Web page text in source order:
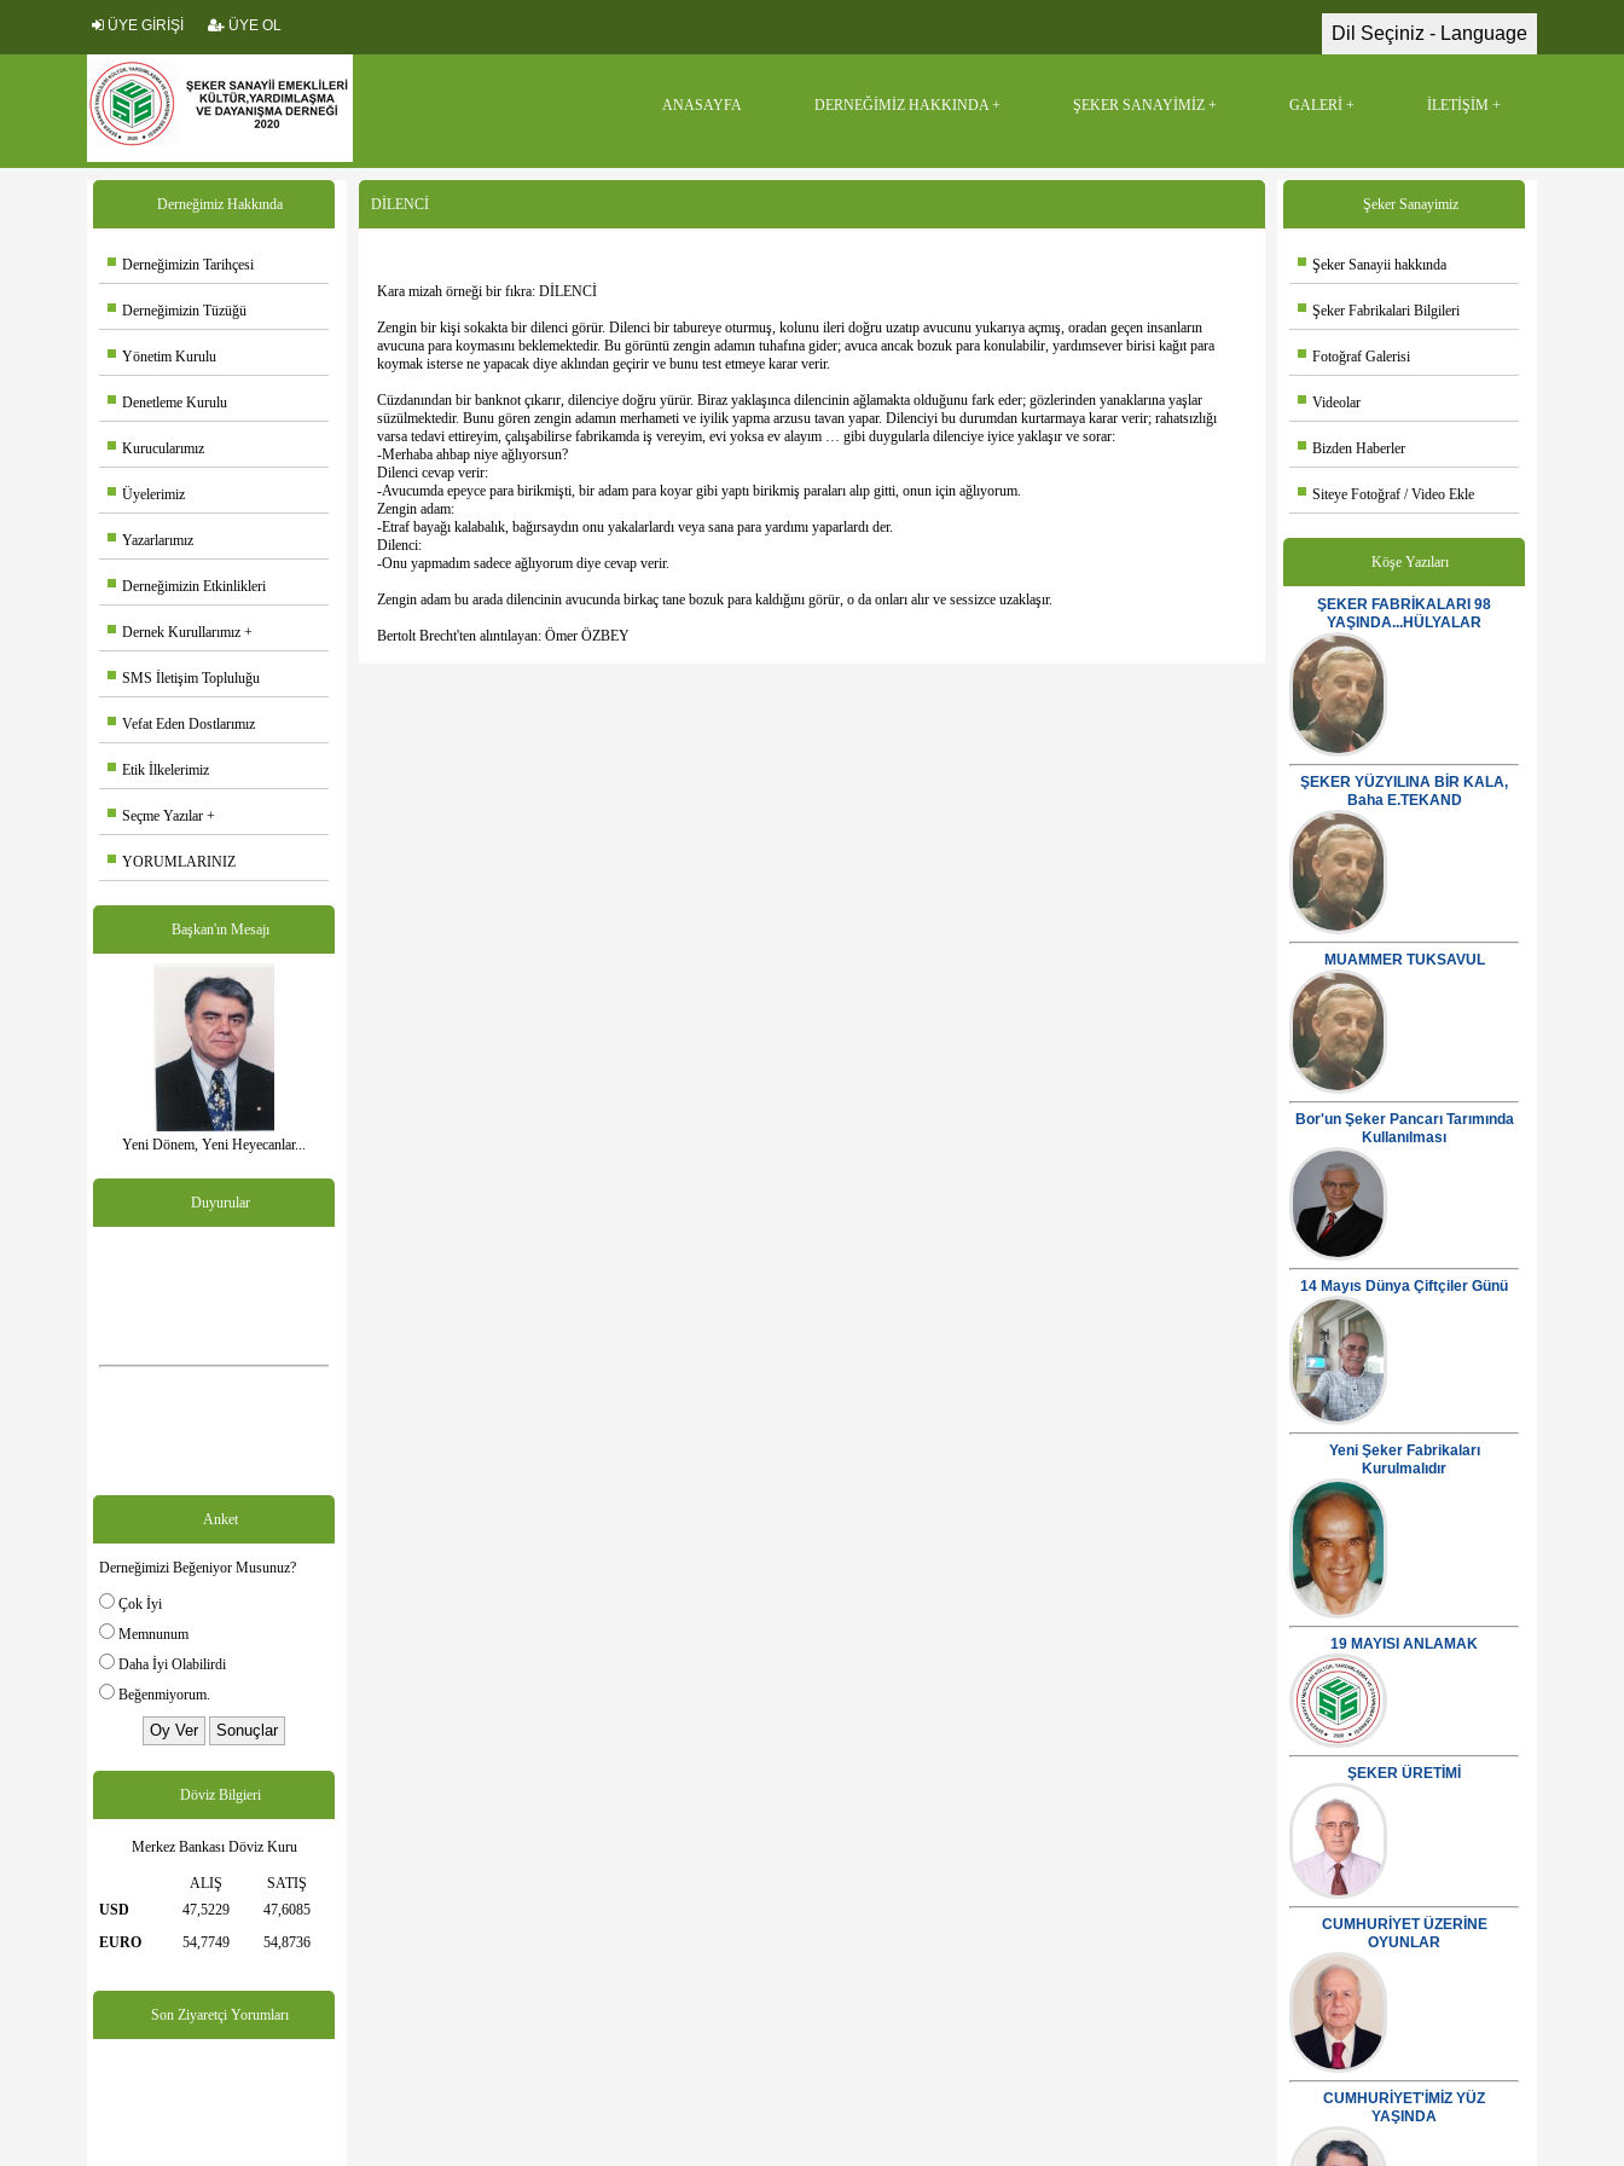
Dil Seçiniz - Language
ÜYE GİRİŞİ ÜYE OL
ANASAYFA DERNEĞİMİZ HAKKINDA ŞEKER SANAYİMİZ GALERİ İLETİŞİM
Derneğimiz Hakkında
Derneğimizin Tarihçesi
Derneğimizin Tüzüğü
Yönetim Kurulu
Denetleme Kurulu
Kurucularımız
Üyelerimiz
Yazarlarımız
Derneğimizin Etkinlikleri
Dernek Kurullarımız
SMS İletişim Topluluğu
Vefat Eden Dostlarımız
Etik İlkelerimiz
Seçme Yazılar
YORUMLARINIZ
Başkan'ın Mesajı
Yeni Dönem, Yeni Heyecanlar...
Duyurular
Anket
Derneğimizi Beğeniyor Musunuz?
Çok İyi
Memnunum
Daha İyi Olabilirdi
Beğenmiyorum.
Döviz Bilgieri
Merkez Bankası Döviz Kuru
ALIŞ
SATIŞ
USD
47,5229
47,6085
EURO
54,7749 54,8736
Son Ziyaretçi Yorumları
DİLENCİ
Kara mizah örneği bir fıkra: DİLENCİ
Zengin bir kişi sokakta bir dilenci görür. Dilenci bir tabureye oturmuş, kolunu ileri doğru uzatıp avucunu yukarıya açmış, oradan geçen insanların
avucuna para koymasını beklemektedir. Bu görüntü zengin adamın tuhafına gider; avuca ancak bozuk para konulabilir, yardımsever birisi kağıt para
koymak isterse ne yapacak diye aklından geçirir ve bunu test etmeye karar verir.
Cüzdanından bir banknot çıkarır, dilenciye doğru yürür. Biraz yaklaşınca dilencinin ağlamakta olduğunu fark eder; gözlerinden yanaklarına yaşlar
süzülmektedir. Bunu gören zengin adamın merhameti ve iyilik yapma arzusu tavan yapar. Dilenciyi bu durumdan kurtarmaya karar verir; rahatsızlığı
varsa tedavi ettireyim, çalışabilirse fabrikamda iş vereyim, evi yoksa ev alayım … gibi duygularla dilenciye iyice yaklaşır ve sorar:
-Merhaba ahbap niye ağlıyorsun?
Dilenci cevap verir:
-Avucumda epeyce para birikmişti, bir adam para koyar gibi yaptı birikmiş paraları alıp gitti, onun için ağlıyorum.
Zengin adam:
-Etraf bayağı kalabalık, bağırsaydın onu yakalarlardı veya sana para yardımı yaparlardı der.
Dilenci:
-Onu yapmadım sadece ağlıyorum diye cevap verir.
Zengin adam bu arada dilencinin avucunda birkaç tane bozuk para kaldığını görür, o da onları alır ve sessizce uzaklaşır.
Bertolt Brecht'ten alıntılayan: Ömer ÖZBEY
Şeker Sanayimiz
Şeker Sanayii hakkında
Şeker Fabrikalari Bilgileri
Fotoğraf Galerisi
Videolar
Bizden Haberler
Siteye Fotoğraf / Video Ekle
Köşe Yazıları
ŞEKER FABRİKALARI 98
YAŞINDA...HÜLYALAR
ŞEKER YÜZYILINA BİR KALA,
Baha E.TEKAND
MUAMMER TUKSAVUL
Bor'un Şeker Pancarı Tarımında
Kullanılması
14 Mayıs Dünya Çiftçiler Günü
Yeni Şeker Fabrikaları
Kurulmalıdır
19 MAYISI ANLAMAK
ŞEKER ÜRETİMİ
CUMHURİYET ÜZERİNE
OYUNLAR
CUMHURİYET'İMİZ YÜZ
YAŞINDA